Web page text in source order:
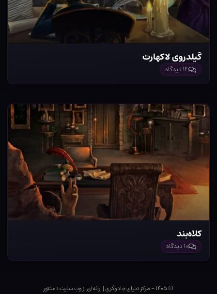
گیلدروی لاکهارت
۱۴ دیدگاه
کلاه‌بند
۱۰ دیدگاه
© ۱۴۰۵ - مرکز دنیای جادوگری |ارائه‌ای از وب ‌سایت دمنتور